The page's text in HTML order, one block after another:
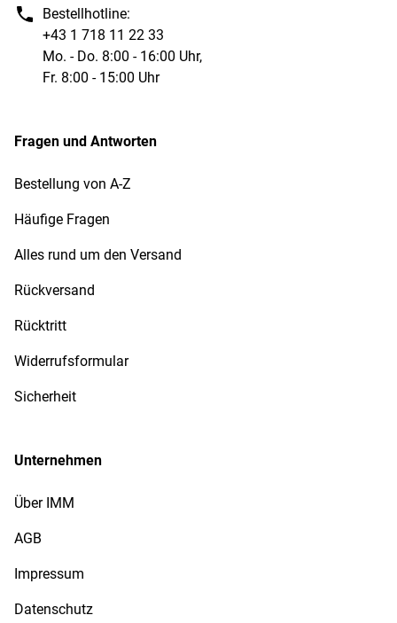
Bestellhotline:
+43 1 718 11 22 33
Mo. - Do. 8:00 - 16:00 Uhr,
Fr. 8:00 - 15:00 Uhr
Fragen und Antworten
Bestellung von A-Z
Häufige Fragen
Alles rund um den Versand
Rückversand
Rücktritt
Widerrufsformular
Sicherheit
Unternehmen
Über IMM
AGB
Impressum
Datenschutz